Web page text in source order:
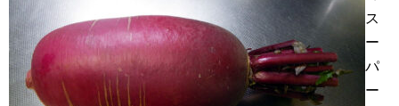
ス
ー
パ
ー